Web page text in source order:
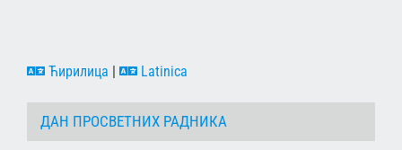
Ћирилица | Latinica
ДАН ПРОСВЕТНИХ РАДНИКА